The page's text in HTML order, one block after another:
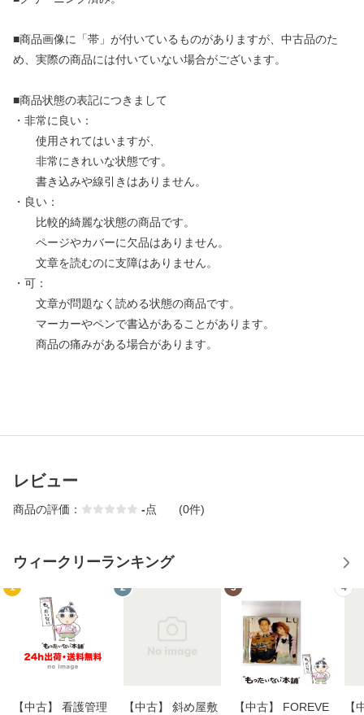
■商品画像に「帯」が付いているものがありますが、中古品のた
め、実際の商品には付いていない場合がございます。
■商品状態の表記につきまして
・非常に良い：
使用されてはいますが、
非常にきれいな状態です。
書き込みや線引きはありません。
・良い：
比較的綺麗な状態の商品です。
ページやカバーに欠品はありません。
文章を読むのに支障はありません。
・可：
文章が問題なく読める状態の商品です。
マーカーやペンで書込があることがあります。
商品の痛みがある場合があります。
レビュー
商品の評価： -点 (0件)
ウィークリーランキング
1
【中古】 看護管理
2
【中古】 斜め屋敷
3
【中古】 FOREVE
4
【